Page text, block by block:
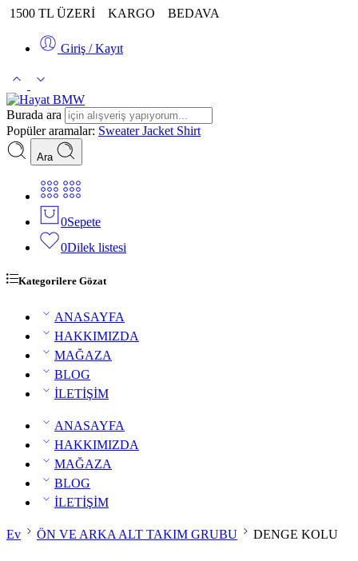
1500 TL ÜZERİ KARGO BEDAVA
Giriş / Kayıt
Burada ara
Popüler aramalar: SweaterJacket Shirt
Ara
0Sepete
0Dilek listesi
Kategorilere Gözat
ANASAYFA
HAKKIMIZDA
MAĞAZA
BLOG
İLETİŞİM
ANASAYFA
HAKKIMIZDA
MAĞAZA
BLOG
İLETİŞİM
Ev ÖN VE ARKA ALT TAKIM GRUBU DENGE KOLU